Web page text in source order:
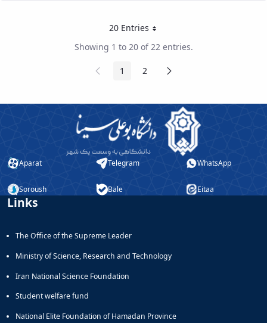
20 EntriesPer Page
Showing 1 to 20 of 22 entries.
Previous
Page Page
1 Page
2 Next
Page
Aparat Telegram WhatsApp
Soroush Bale Eitaa
Links
The Office of the Supreme Leader
Ministry of Science, Research and Technology
Iran National Science Foundation
Student welfare fund
National Elite Foundation of Hamadan Province